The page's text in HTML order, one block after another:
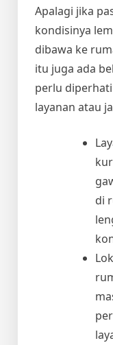
Apalagi jika
kondisinya
dibawa ke
itu juga ada
perlu
layanan atau
di